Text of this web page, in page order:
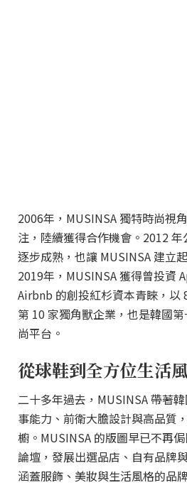
2006年，MUSINSA 獨特時尚視
注，陸續獲得合作機會。2012
逐步成熟，也讓 MUSINSA 建立
2019年，MUSINSA 獲得曾投資
Airbnb 的創投紅杉資本青睞，以
第 10 家獨角獸企業，也是韓國
尚平台。
從球鞋到全方位生活
二十多年過去，MUSINSA 帶著
事能力、前衛大膽設計與高品質
櫥。MUSINSA 的版圖早已不再
論壇，發展出選品店、自有品牌
涵蓋服飾、美妝與生活風格的品